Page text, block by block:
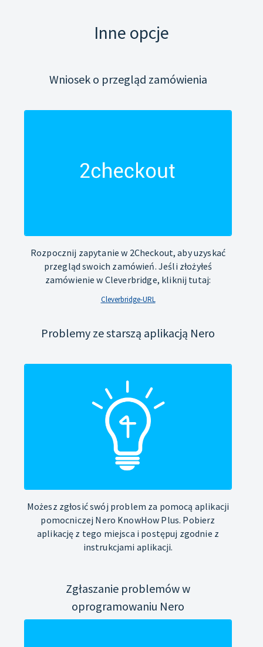
Inne opcje
Wniosek o przegląd zamówienia
Rozpocznij zapytanie w 2Checkout, aby uzyskać
przegląd swoich zamówień. Jeśli złożyłeś
zamówienie w Cleverbridge, kliknij tutaj:
Cleverbridge-URL
Problemy ze starszą aplikacją Nero
Możesz zgłosić swój problem za pomocą aplikacji
pomocniczej Nero KnowHow Plus. Pobierz
aplikację z tego miejsca i postępuj zgodnie z
instrukcjami aplikacji.
Zgłaszanie problemów w
oprogramowaniu Nero